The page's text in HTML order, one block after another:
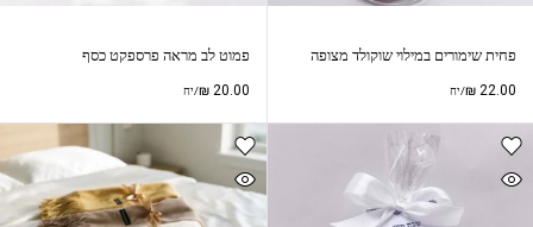
פחית שימורים במילוי שוקולד מצופה
₪ 22.00 /יח
פמוט לב מראה פרספקט כסף
₪20.00 /יח